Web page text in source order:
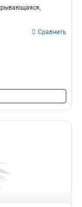
Сравнить